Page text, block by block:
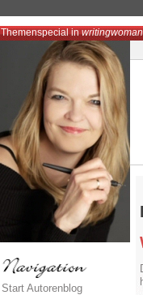
Themenspecial in
Start Autorenblog